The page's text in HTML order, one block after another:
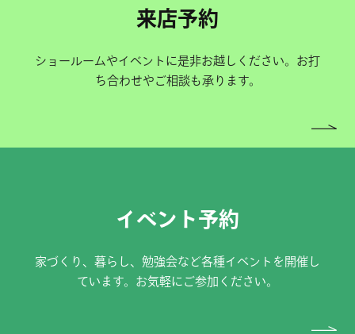
来店予約
ショールームやイベントに是非お越しください。お打
ち合わせやご相談も承ります。
イベント予約
家づくり、暮らし、勉強会など各種イベントを開催し
ています。お気軽にご参加ください。